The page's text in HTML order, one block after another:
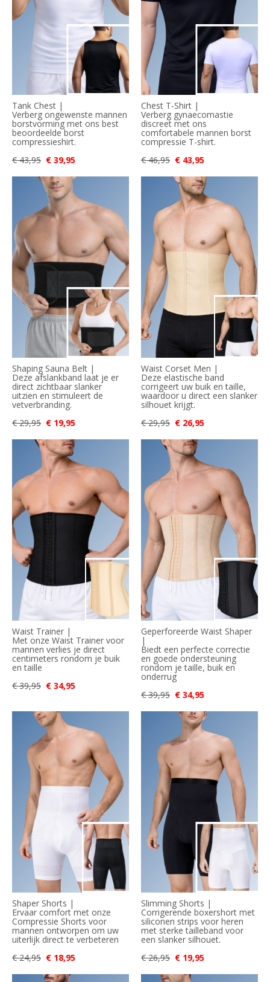
Tank Chest |
Verberg ongewenste mannen
borstvorming met ons best
beoordeelde borst
compressieshirt.
€ 43,95 € 39,95
Chest T-Shirt |
Verberg gynaecomastie
discreet met ons
comfortabele mannen borst
compressie T-shirt.
€ 46,95 € 43,95
Shaping Sauna Belt |
Deze afslankband laat je er
direct zichtbaar slanker
uitzien en stimuleert de
vetverbranding.
€ 29,95 € 19,95
Waist Corset Men |
Deze elastische band
corrigeert uw buik en taille,
waardoor u direct een slanker
silhouet krijgt.
€ 29,95 € 26,95
Waist Trainer |
Met onze Waist Trainer voor
mannen verlies je direct
centimeters rondom je buik
en taille
€ 39,95 € 34,95
Geperforeerde Waist Shaper
|
Biedt een perfecte correctie
en goede ondersteuning
rondom je taille, buik en
onderrug
€ 39,95 € 34,95
Shaper Shorts |
Ervaar comfort met onze
Compressie Shorts voor
mannen ontworpen om uw
uiterlijk direct te verbeteren
€ 24,95 € 18,95
Slimming Shorts |
Corrigerende boxershort met
siliconen strips voor heren
met sterke tailleband voor
een slanker silhouet.
€ 26,95 € 19,95